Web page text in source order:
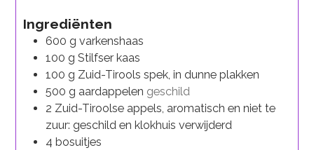
Ingrediënten
600 g varkenshaas
100 g Stilfser kaas
100 g Zuid-Tirools spek, in dunne plakken
500 g aardappelen geschild
2 Zuid-Tiroolse appels, aromatisch en niet te
zuur: geschild en klokhuis verwijderd
4 bosuitjes